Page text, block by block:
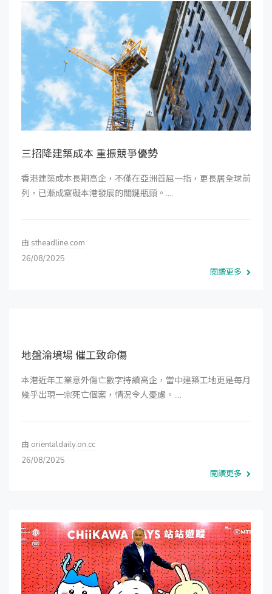
三招降建築成本 重振競爭優勢
香港建築成本長期高企，不僅在亞洲首屈一指，更長居全球前
列，已漸成窒礙本港發展的關鍵瓶頸。....
由 stheadline.com
26/08/2025
閱讀更多
地盤淪墳場 催工致命傷
本港近年工業意外傷亡數字持續高企，當中建築工地更是每月
幾乎出現一宗死亡個案，情況令人憂慮。....
由 orientaldaily.on.cc
26/08/2025
閱讀更多